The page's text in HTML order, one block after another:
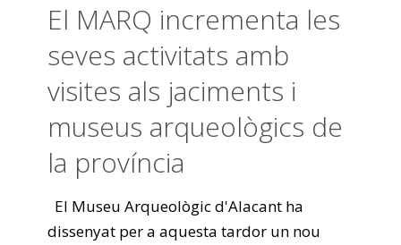
El MARQ incrementa les
seves activitats amb
visites als jaciments i
museus arqueològics de
la província
El Museu Arqueològic d'Alacant ha
dissenyat per a aquesta tardor un nou